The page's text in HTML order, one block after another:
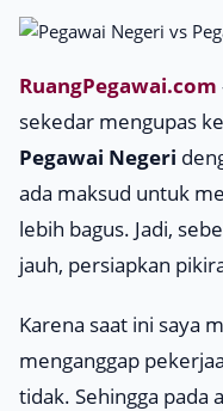
RuangPegawai.com
sekedar mengupas
Pegawai Negeri
ada maksud untuk
lebih bagus. Jadi,
jauh, persiapkan
Karena saat ini saya
menganggap
tidak. Sehingga pada